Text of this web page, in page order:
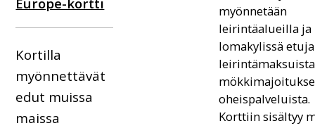
Kortilla
myönnettävät
edut muissa
maissa
myönnetään
leirintäalueilla ja
lomakylissä etuja
oheispalveluista.
Korttiin sisältyy